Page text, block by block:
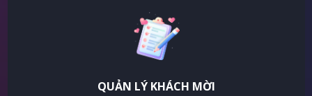
QUẢN LÝ KHÁCH MỜI